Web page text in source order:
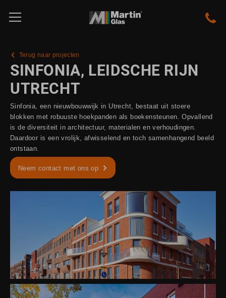
Terug naar projecten
SINFONIA, LEIDSCHE RIJN
UTRECHT
Sinfonia, een nieuwbouwwijk in Utrecht, bestaat uit stoere
blokken met robuuste hoekpanden als boekensteunen. Opvallend
is de diversiteit in architectuur, materialen en verhoudingen.
Daardoor is een vrolijk, afwisselend en toch samenhangend beeld
ontstaan.
Neem contact met ons op